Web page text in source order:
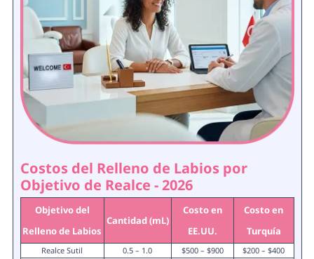
Costos del Relleno de Labios por
Objetivo de Realce - 2026
Objetivo del
Relleno de Labios
Cantidad (mL)
Costo en
EE.UU.
Costo en
Turquía
Realce Sutil 0.5 – 1.0 $500 – $900
$200 – $400